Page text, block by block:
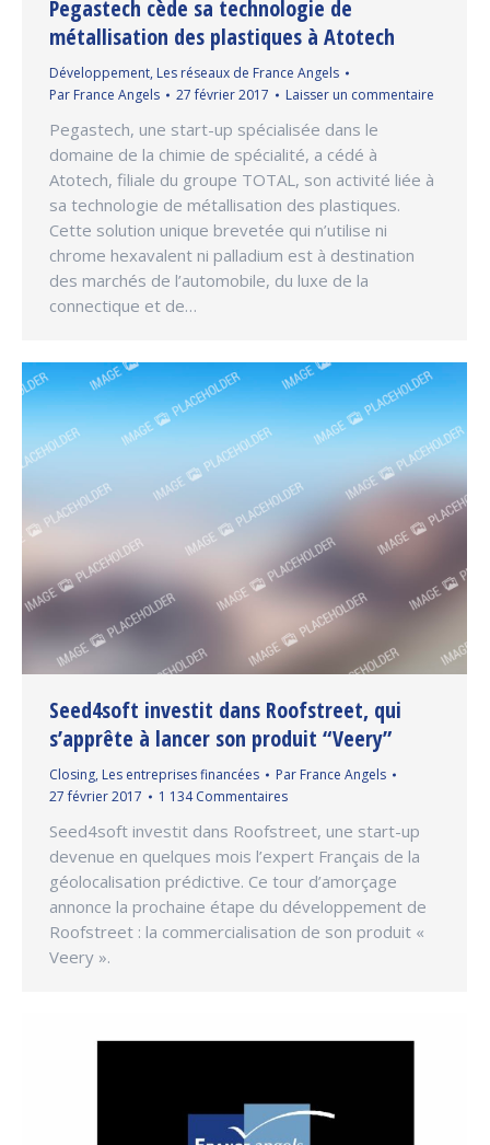
Pegastech cède sa technologie de
métallisation des plastiques à Atotech
Développement, Les réseaux de France Angels
Par France Angels 27 février 2017 Laisser un commentaire
Pegastech, une start-up spécialisée dans le
domaine de la chimie de spécialité, a cédé à
Atotech, filiale du groupe TOTAL, son activité liée à
sa technologie de métallisation des plastiques.
Cette solution unique brevetée qui n’utilise ni
chrome hexavalent ni palladium est à destination
des marchés de l’automobile, du luxe de la
connectique et de…
Seed4soft investit dans Roofstreet, qui
s’apprête à lancer son produit “Veery”
Closing, Les entreprises financées Par France Angels
27 février 2017
1 134 Commentaires
Seed4soft investit dans Roofstreet, une start-up
devenue en quelques mois l’expert Français de la
géolocalisation prédictive. Ce tour d’amorçage
annonce la prochaine étape du développement de
Roofstreet : la commercialisation de son produit «
Veery ».